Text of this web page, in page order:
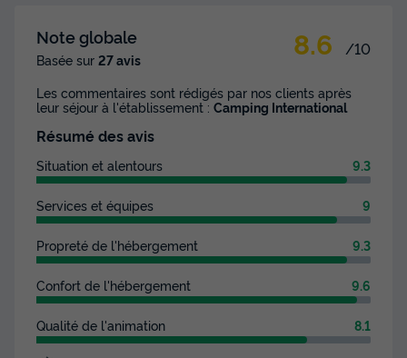
APPARTEMENT 4 personnes -
Appartement 3 pièces Accueil 45 m² - 2
chambres - Climatisation et TV
Annulation gratuite
Surface
45m²
Adultes
4 2
Salle de bain
1
Note globale
Basée sur 27 avis 8.6 /10
Les commentaires sont rédigés par nos clients après
leur séjour à l'établissement : Camping International
Résumé des avis
Situation et alentours 9.3
Services et équipes 9
Propreté de l'hébergement 9.3
Confort de l'hébergement 9.6
Qualité de l'animation 8.1